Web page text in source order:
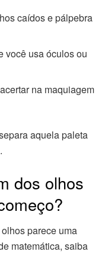
caídos e pálpebra
você usa óculos ou
na maquiagem
aquela paleta
dos olhos
parece uma
matemática, saiba